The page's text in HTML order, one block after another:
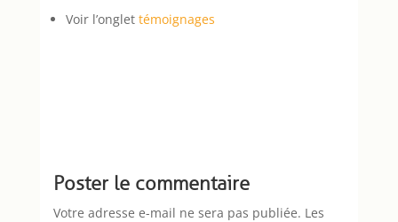
Voir l’onglet témoignages
Poster le commentaire
Votre adresse e-mail ne sera pas publiée. Les